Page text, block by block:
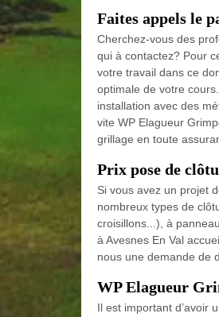
Faites appels le
Cherchez-vous des
qui à contactez? Pour
votre travail dans ce
optimale de votre
installation avec des
vite WP Elagueur
grillage en toute
Prix pose de
Si vous avez un projet
nombreux types de
croisillons...), à
à Avesnes En Val
nous une demande de
WP Elagueur
Il est important d’avoir